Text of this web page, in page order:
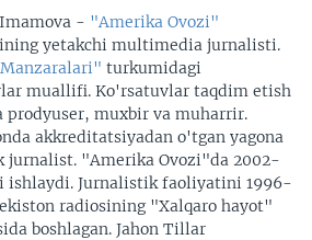
- "Amerika Ovozi"
yetakchi multimedia jurnalisti.
turkumidagi
muallifi. Ko'rsatuvlar taqdim etish
prodyuser, muxbir va muharrir.
akkreditatsiyadan o'tgan yagona
jurnalist. "Amerika Ovozi"da 2002-
ishlaydi. Jurnalistik faoliyatini 1996-
radiosining "Xalqaro hayot"
boshlagan. Jahon Tillar